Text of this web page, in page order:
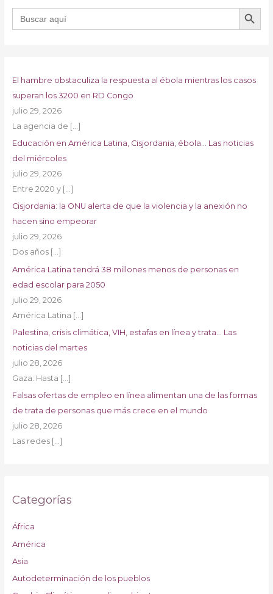
Buscar: BOTÓN DE
El hambre obstaculiza la respuesta al ébola mientras los casos
superan los 3200 en RD Congo
julio 29, 2026
La agencia de […]
Educación en América Latina, Cisjordania, ébola… Las noticias
del miércoles
julio 29, 2026
Entre 2020 y […]
Cisjordania: la ONU alerta de que la violencia y la anexión no
hacen sino empeorar
julio 29, 2026
Dos años […]
América Latina tendrá 38 millones menos de personas en
edad escolar para 2050
julio 29, 2026
América Latina […]
Palestina, crisis climática, VIH, estafas en línea y trata… Las
noticias del martes
julio 28, 2026
Gaza: Hasta […]
Falsas ofertas de empleo en línea alimentan una de las formas
de trata de personas que más crece en el mundo
julio 28, 2026
Las redes […]
Categorías
África
América
Asia
Autodeterminación de los pueblos